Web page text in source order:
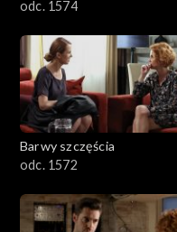
odc. 1574
Barwy szczęścia
odc. 1572